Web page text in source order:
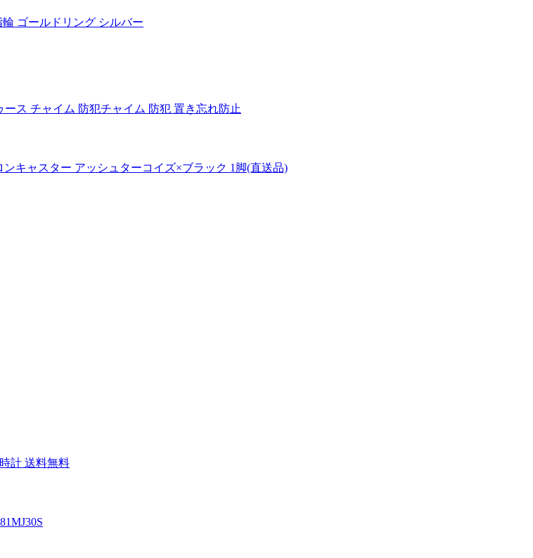
ゴールドリング シルバー
ス チャイム 防犯チャイム 防犯 置き忘れ防止
キャスター アッシュターコイズ×ブラック 1脚(直送品)
計 送料無料